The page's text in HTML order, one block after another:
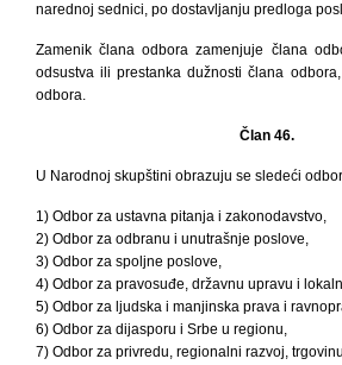
narednoj sednici, po dostavljanju predloga
Zamenik člana odbora zamenjuje člana
odsustva ili prestanka dužnosti člana
odbora.
Član 46.
U Narodnoj skupštini obrazuju se sledeći
1) Odbor za ustavna pitanja i zakonodavstvo,
2) Odbor za odbranu i unutrašnje poslove,
3) Odbor za spoljne poslove,
4) Odbor za pravosuđe, državnu upravu i
5) Odbor za ljudska i manjinska prava i
6) Odbor za dijasporu i Srbe u regionu,
7) Odbor za privredu, regionalni razvoj,